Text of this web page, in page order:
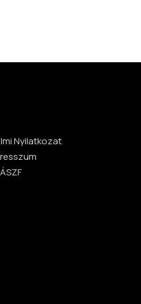
Nyilatkozat
ÁSZF